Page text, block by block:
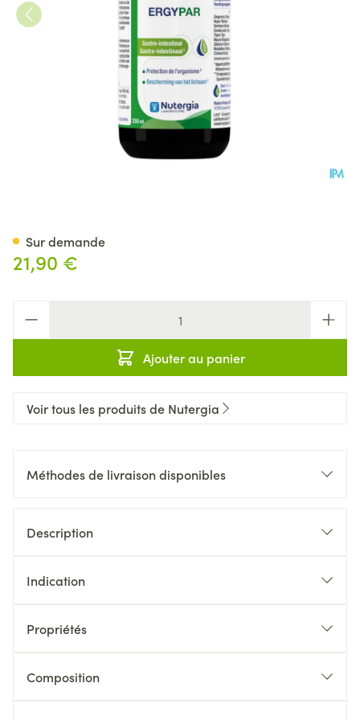
21,90 €
Ajouter au panier
Sur demande
Voir tous les produits de Nutergia
Méthodes de livraison disponibles
Description
Indication
Propriétés
Composition